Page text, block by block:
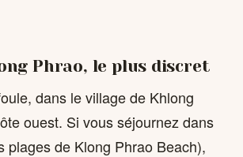
Phrao, le plus discret
dans le village de Khlong
ouest. Si vous séjournez dans
plages de Klong Phrao Beach),